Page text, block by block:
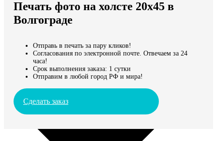
Мы доставляем по всему миру
Продолжить без города
Печать фото на холсте 20х45 в
Волгограде
Отправь в печать за пару кликов!
Согласования по электронной почте. Отвечаем за 24
часа!
Срок выполнения заказа: 1 сутки
Отправим в любой город РФ и мира!
Сделать заказ